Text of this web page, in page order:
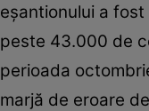
eşantionului a
peste 43.000 de
perioada
marjă de eroare